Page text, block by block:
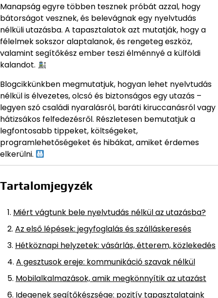
Manapság egyre többen tesznek próbát azzal, hogy
bátorságot vesznek, és belevágnak egy nyelvtudás
nélküli utazásba. A tapasztalatok azt mutatják, hogy a
félelmek sokszor alaptalanok, és rengeteg eszköz,
valamint segítőkész ember teszi élménnyé a külföldi
kalandot.
Blogcikkünkben megmutatjuk, hogyan lehet nyelvtudás
nélkül is élvezetes, olcsó és biztonságos egy utazás –
legyen szó családi nyaralásról, baráti kiruccanásról vagy
hátizsákos felfedezésről. Részletesen bemutatjuk a
legfontosabb tippeket, költségeket,
programlehetőségeket és hibákat, amiket érdemes
elkerülni.
Tartalomjegyzék
Miért vágtunk bele nyelvtudás nélkül az utazásba?
Az első lépések: jegyfoglalás és szálláskeresés
Hétköznapi helyzetek: vásárlás, étterem, közlekedés
A gesztusok ereje: kommunikáció szavak nélkül
Mobilalkalmazások, amik megkönnyítik az utazást
Idegenek segítőkészsége: pozitív tapasztalataink